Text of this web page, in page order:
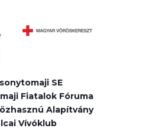
SE
Fiatalok Fóruma
Alapítvány
Vívóklub